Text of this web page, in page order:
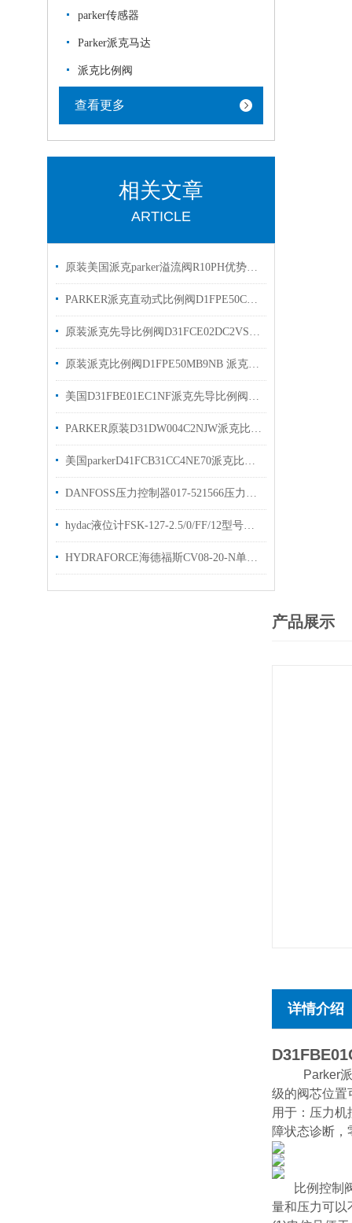
parker传感器
Parker派克马达
派克比例阀
查看更多
相关文章
ARTICLE
原装美国派克parker溢流阀R10PH优势出售
PARKER派克直动式比例阀D1FPE50CB9NB00原装出售
原装派克先导比例阀D31FCE02DC2VS7 PARKER派克现货
原装派克比例阀D1FPE50MB9NB 派克液压阀现货出售
美国D31FBE01EC1NF派克先导比例阀有库存现货 原装
PARKER原装D31DW004C2NJW派克比例阀优势出售
美国parkerD41FCB31CC4NE70派克比例阀优势出售
DANFOSS压力控制器017-521566压力开关RT121
hydac液位计FSK-127-2.5/0/FF/12型号齐全原装出售
HYDRAFORCE海德福斯CV08-20-N单向阀选购参考
产品展示
详情介绍
Parker派
级的阀芯位置
用于：压力
障状态诊断
比例控制
量和压力可以